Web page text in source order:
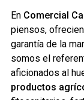
En Comercial
piensos,
garantía de la
somos el
aficionados al
productos